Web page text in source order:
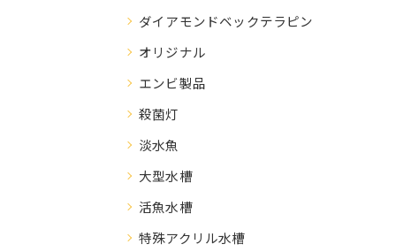
ダイアモンドベックテラピン
オリジナル
エンビ製品
殺菌灯
淡水魚
大型水槽
活魚水槽
特殊アクリル水槽